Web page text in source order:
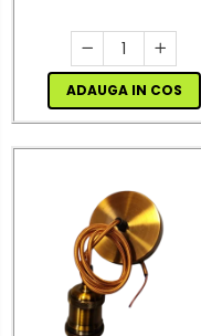
ADAUGA IN COS